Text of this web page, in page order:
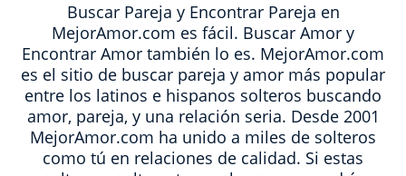
Buscar Pareja y Encontrar Pareja en
MejorAmor.com es fácil. Buscar Amor y
Encontrar Amor también lo es. MejorAmor.com
es el sitio de buscar pareja y amor más popular
entre los latinos e hispanos solteros buscando
amor, pareja, y una relación seria. Desde 2001
MejorAmor.com ha unido a miles de solteros
como tú en relaciones de calidad. Si estas